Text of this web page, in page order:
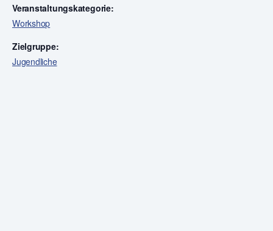
Veranstaltungskategorie:
Workshop
Zielgruppe:
Jugendliche